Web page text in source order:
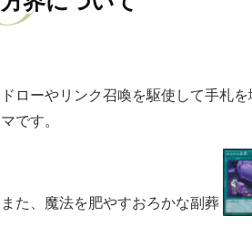
ドローやリンク召喚を駆使して手札
マです。
また、魔法を肥やすおろかな副葬